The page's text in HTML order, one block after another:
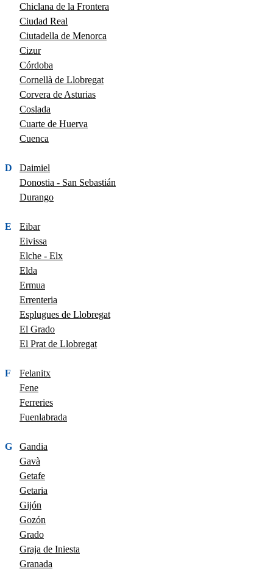
Chiclana de la Frontera
Ciudad Real
Ciutadella de Menorca
Cizur
Córdoba
Cornellà de Llobregat
Corvera de Asturias
Coslada
Cuarte de Huerva
Cuenca
D
Daimiel
Donostia - San Sebastián
Durango
E
Eibar
Eivissa
Elche - Elx
Elda
Ermua
Errenteria
Esplugues de Llobregat
El Grado
El Prat de Llobregat
F
Felanitx
Fene
Ferreries
Fuenlabrada
G
Gandia
Gavà
Getafe
Getaria
Gijón
Gozón
Grado
Graja de Iniesta
Granada